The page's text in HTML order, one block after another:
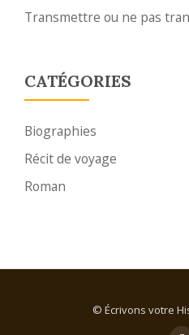
Transmettre ou ne pas
CATÉGORIES
Biographies
Récit de voyage
Roman
© Écrivons votre